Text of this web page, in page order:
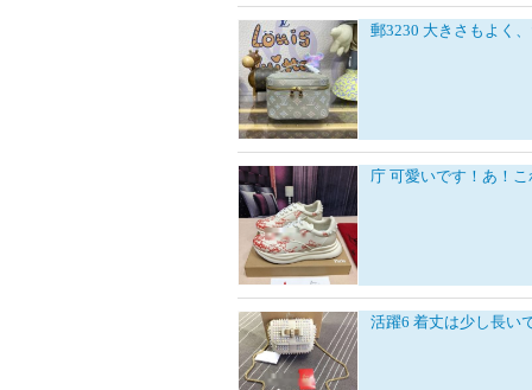
郵3230 大きさもよく
庁 可愛いです！あ！
活躍6 着丈は少し長い